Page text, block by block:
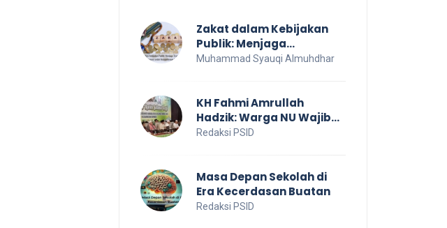
Zakat dalam Kebijakan
Publik: Menjaga
Transparansi dan Efisiensi
Muhammad Syauqi Almuhdhar
KH Fahmi Amrullah
Hadzik: Warga NU Wajib
Jaga NKRI
Redaksi PSID
Masa Depan Sekolah di
Era Kecerdasan Buatan
Redaksi PSID